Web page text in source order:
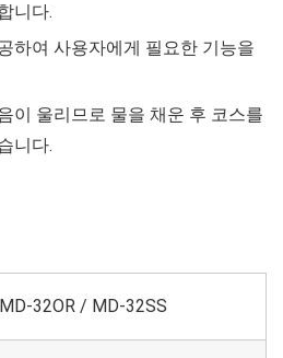
니다.
하여 사용자에게 필요한 기능을
이 울리므로 물을 채운 후 코스를
니다.
MD-32OR / MD-32SS